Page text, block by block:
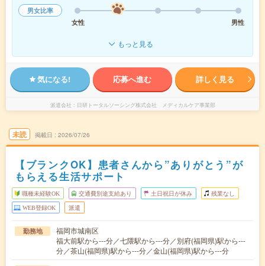
男女比率
女性
男性
もっと見る
気になる! 応募へ進む 詳しく見る
派遣会社 日研トータルソーシング株式会社 メディカルケア事業部
未読 掲載日 2026/07/26
【ブランクOK】患者さんから”ありがとう”が
もらえる生活サポート
職種未経験OK 交通費別途支給あり 土日祝日が休み 残業なし
WEB登録OK 派遣
勤務地
福岡市城南区
福大前駅から---分／七隈駅から---分／別府(福岡県)駅から---
分／茶山(福岡県)駅から---分／金山(福岡県)駅から---分